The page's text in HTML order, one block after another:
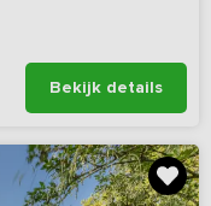
Bekijk details